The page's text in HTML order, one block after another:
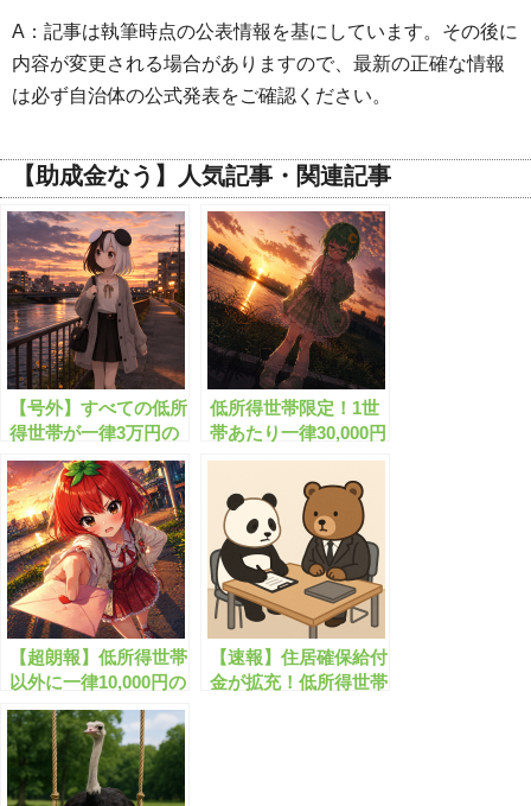
A：記事は執筆時点の公表情報を基にしています。その後に
内容が変更される場合がありますので、最新の正確な情報
は必ず自治体の公式発表をご確認ください。
【助成金なう】人気記事・関連記事
【号外】すべての低所
得世帯が一律3万円の
現金をもらえます！
低所得世帯限定！1世
帯あたり一律30,000円
の現金がもらえます！
【超朗報】低所得世帯
以外に一律10,000円の
現金が給付されます！
【速報】住居確保給付
金が拡充！低所得世帯